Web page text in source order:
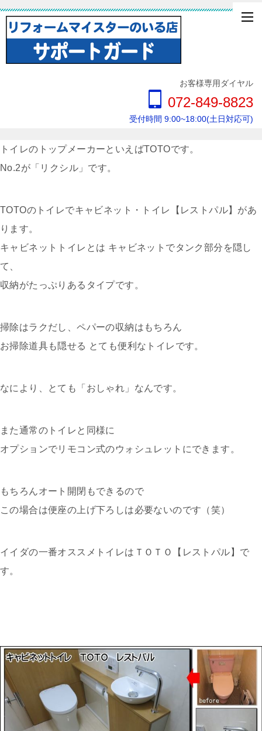
お客様専用ダイヤル
072-849-8823
受付時間 9:00~18:00(土日対応可)
トイレのトップメーカーといえばTOTOです。
No.2が「リクシル」です。
TOTOのトイレでキャビネット・トイレ【レストパル】があ
ります。
キャビネットトイレとは キャビネットでタンク部分を隠し
て、
収納がたっぷりあるタイプです。
掃除はラクだし、ペパーの収納はもちろん
お掃除道具も隠せる とても便利なトイレです。
なにより、とても「おしゃれ」なんです。
また通常のトイレと同様に
オプションでリモコン式のウォシュレットにできます。
もちろんオート開閉もできるので
この場合は便座の上げ下ろしは必要ないのです（笑）
イイダの一番オススメトイレはＴＯＴＯ【レストパル】で
す。